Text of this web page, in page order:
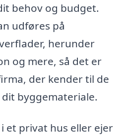
behov og budget.
udføres på
herunder
og mere, så det er
der kender til de
byggemateriale.
et privat hus eller ejer